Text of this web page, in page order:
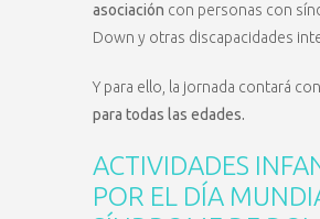
asociación con personas con
Down y otras discapacidades
Y para ello, la jornada contará con
para todas las edades.
ACTIVIDADES
POR EL DÍA